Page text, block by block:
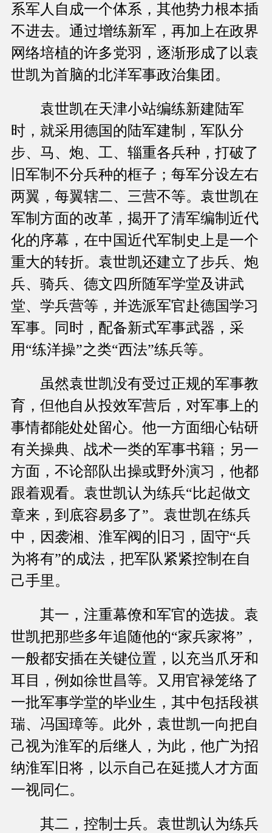
系军人自成一个体系，其他势力根本插
不进去。通过增练新军，再加上在政界
网络培植的许多党羽，逐渐形成了以袁
世凯为首脑的北洋军事政治集团。
袁世凯在天津小站编练新建陆军
时，就采用德国的陆军建制，军队分
步、马、炮、工、辎重各兵种，打破了
旧军制不分兵种的框子；每军分设左右
两翼，每翼辖二、三营不等。袁世凯在
军制方面的改革，揭开了清军编制近代
化的序幕，在中国近代军制史上是一个
重大的转折。袁世凯还建立了步兵、炮
兵、骑兵、德文四所随军学堂及讲武
堂、学兵营等，并选派军官赴德国学习
军事。同时，配备新式军事武器，采
用“练洋操”之类“西法”练兵等。
虽然袁世凯没有受过正规的军事教
育，但他自从投效军营后，对军事上的
事情都能处处留心。他一方面细心钻研
有关操典、战术一类的军事书籍；另一
方面，不论部队出操或野外演习，他都
跟着观看。袁世凯认为练兵“比起做文
章来，到底容易多了”。袁世凯在练兵
中，因袭湘、淮军阀的旧习，固守“兵
为将有”的成法，把军队紧紧控制在自
己手里。
其一，注重幕僚和军官的选拔。袁
世凯把那些多年追随他的“家兵家将”，
一般都安插在关键位置，以充当爪牙和
耳目，例如徐世昌等。又用官禄笼络了
一批军事学堂的毕业生，其中包括段祺
瑞、冯国璋等。此外，袁世凯一向把自
己视为淮军的后继人，为此，他广为招
纳淮军旧将，以示自己在延揽人才方面
一视同仁。
其二，控制士兵。袁世凯认为练兵